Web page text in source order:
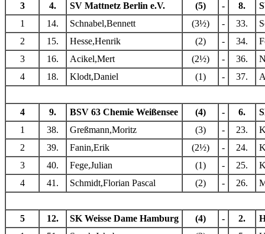
3 4. SV Mattnetz Berlin e.V. (5) - 8.
1
14. Schnabel,Bennett (3½) - 33.
2
15. Hesse,Henrik (2) - 34.
3
16. Acikel,Mert (2½) - 36.
4
18. Klodt,Daniel (1) - 37.
4 9. BSV 63 Chemie Weißensee (4) - 6.
1
38. Greßmann,Moritz (3) - 23.
2
39. Fanin,Erik (2½) - 24.
3
40. Fege,Julian (1) - 25.
4
41. Schmidt,Florian Pascal (2) - 26.
5 12. SK Weisse Dame Hamburg (4) - 2.